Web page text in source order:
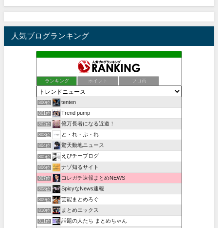
人気ブログランキング
ランキング ポイント ブロ画
800位 tenten
801位 Trend pump
802位 億万長者になる近道！
803位 と・れ・ぷ・れ
804位 驚天動地ニュース
805位 えびチーブログ
806位 ナゾ知るサイト
807位 コレガチ速報まとめNEWS
808位 SpicyなNews速報
809位 芸能まとめろぐ
810位 まとめエックス
811位 話題の人たち まとめちゃん